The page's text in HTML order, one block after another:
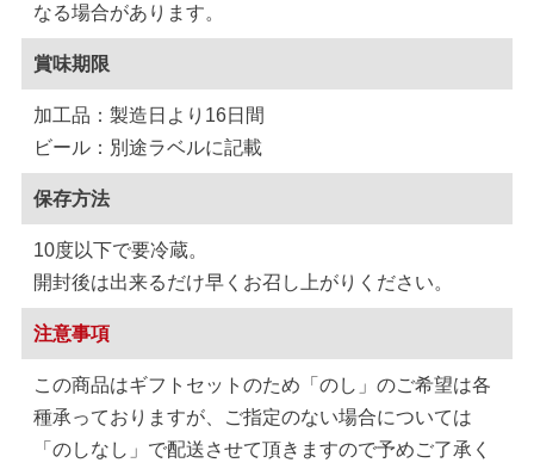
なる場合があります。
賞味期限
加工品：製造日より16日間
ビール：別途ラベルに記載
保存方法
10度以下で要冷蔵。
開封後は出来るだけ早くお召し上がりください。
注意事項
この商品はギフトセットのため「のし」のご希望は各
種承っておりますが、ご指定のない場合については
「のしなし」で配送させて頂きますので予めご了承く